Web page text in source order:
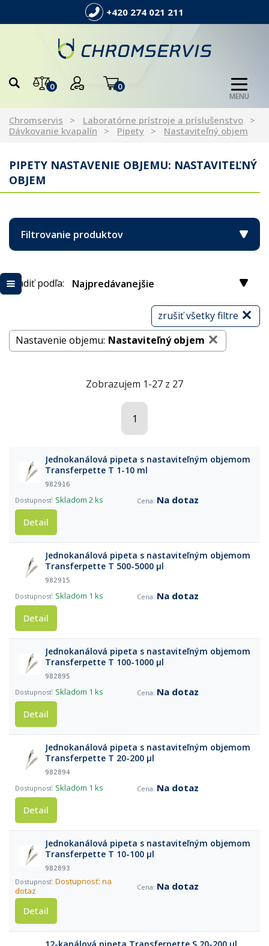
+420 274 021 211
0 0
MENU
Chromservis
Laboratórne prístroje a príslušenstvo
Dávkovanie kvapalín
Pipety Nastaviteľný objem
PIPETY NASTAVENIE OBJEMU: NASTAVITEĽNÝ
OBJEM
Filtrovanie produktov
Radiť podľa: Najpredávanejšie
zrušiť všetky filtre
Nastavenie objemu: Nastaviteľný objem
Zobrazujem 1-27 z 27
1
Jednokanálová pipeta s nastaviteľným objemom
Transferpette T 1-10 ml
982916
Skladom 2 ks
Na dotaz
Detail
Jednokanálová pipeta s nastaviteľným objemom
Transferpette T 500-5000 µl
982915
Skladom 1 ks
Na dotaz
Detail
Jednokanálová pipeta s nastaviteľným objemom
Transferpette T 100-1000 µl
982895
Skladom 1 ks
Na dotaz
Detail
Jednokanálová pipeta s nastaviteľným objemom
Transferpette T 20-200 µl
982894
Skladom 1 ks
Na dotaz
Detail
Jednokanálová pipeta s nastaviteľným objemom
Transferpette T 10-100 µl
982893
Dostupnosť: na
dotaz
Na dotaz
Detail